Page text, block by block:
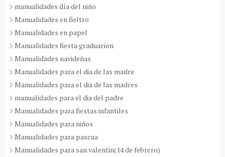
manualidades día del niño
Manualidades en fieltro
Manualidades en papel
Manualidades fiesta graduacion
Manualidades navideñas
Manualidades para el dia de las madre
Manualidades para el dia de las madres
manualidades para el dia del padre
Manualidades para fiestas infantiles
Manualidades para niños
Manualidades para pascua
Manualidades para san valentin(14 de febrero)